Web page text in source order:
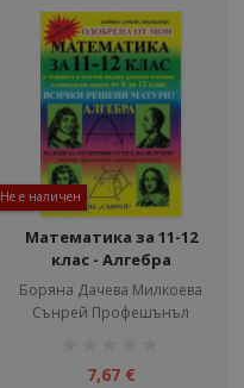
Не е наличен
Математика за 11-12
клас - Aлгебра
Боряна Дачева Милкоева
Сънрей Профешънъл
7,67 €